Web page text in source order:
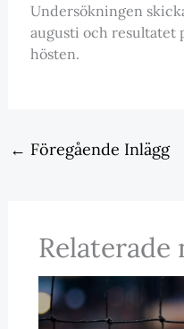
Undersökningen
augusti och resultatet
hösten.
← Föregående Inlägg
Relaterade